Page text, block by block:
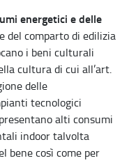
energetici e delle
del comparto di edilizia
i beni culturali
cultura di cui all’art.
delle
tecnologici
alti consumi
indoor talvolta
bene così come per